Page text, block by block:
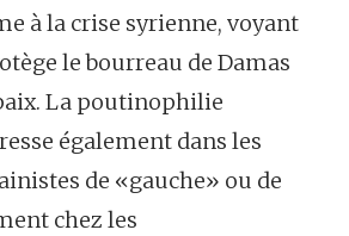
à la crise syrienne, voyant
le bourreau de Damas
La poutinophilie
également dans les
de «gauche» ou de
chez les